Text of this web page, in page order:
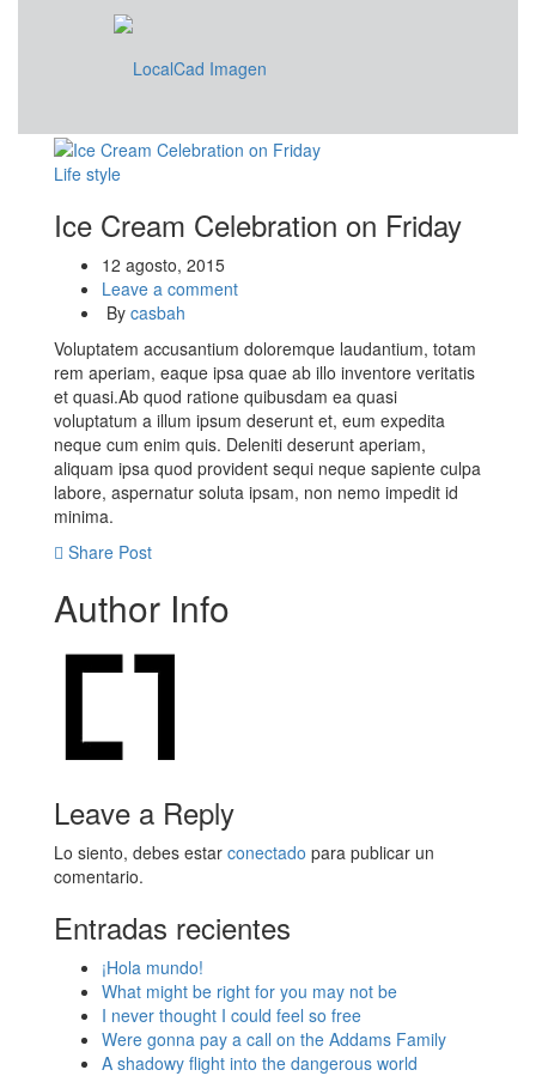
Life style
Ice Cream Celebration on Friday
12 agosto, 2015
Leave a comment
By casbah
Voluptatem accusantium doloremque laudantium, totam
rem aperiam, eaque ipsa quae ab illo inventore veritatis
et quasi.Ab quod ratione quibusdam ea quasi
voluptatum a illum ipsum deserunt et, eum expedita
neque cum enim quis. Deleniti deserunt aperiam,
aliquam ipsa quod provident sequi neque sapiente culpa
labore, aspernatur soluta ipsam, non nemo impedit id
minima.
Share Post
Author Info
Leave a Reply
Lo siento, debes estar conectado para publicar un
comentario.
Entradas recientes
¡Hola mundo!
What might be right for you may not be
I never thought I could feel so free
Were gonna pay a call on the Addams Family
A shadowy flight into the dangerous world